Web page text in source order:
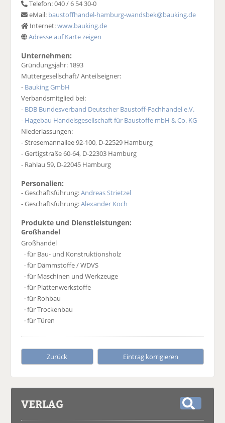
Telefon: 040 / 6 54 30-0
eMail: baustoffhandel-hamburg-wandsbek@bauking.de
Internet:www.bauking.de
Adresse auf Karte zeigen
Unternehmen:
Gründungsjahr: 1893
Muttergesellschaft/ Anteilseigner:
- Bauking GmbH
Verbandsmitglied bei:
- BDB Bundesverband Deutscher Baustoff-Fachhandel e.V.
- Hagebau Handelsgesellschaft für Baustoffe mbH & Co. KG
Niederlassungen:
- Stresemannallee 92-100, D-22529 Hamburg
- Gertigstraße 60-64, D-22303 Hamburg
- Rahlau 59, D-22045 Hamburg
Personalien:
- Geschäftsführung:Andreas Strietzel
- Geschäftsführung:Alexander Koch
Produkte und Dienstleistungen:
Großhandel
Großhandel
· für Bau- und Konstruktionsholz
· für Dämmstoffe / WDVS
· für Maschinen und Werkzeuge
· für Plattenwerkstoffe
· für Rohbau
· für Trockenbau
· für Türen
Zurück Eintrag korrigieren
VERLAG